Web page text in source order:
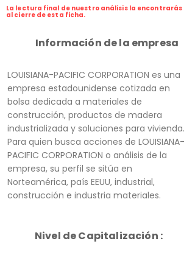
La lectura final de nuestro análisis la encontrarás
al cierre de esta ficha.
Información de la empresa
LOUISIANA-PACIFIC CORPORATION es una
empresa estadounidense cotizada en
bolsa dedicada a materiales de
construcción, productos de madera
industrializada y soluciones para vivienda.
Para quien busca acciones de LOUISIANA-
PACIFIC CORPORATION o análisis de la
empresa, su perfil se sitúa en
Norteamérica, país EEUU, industrial,
construcción e industria materiales.
Nivel de Capitalización :